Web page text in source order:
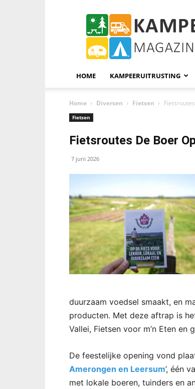
HOME KAMPEERUITRUSTING
Home Diversen Fietsen
Fietsen
Fietsroutes De Boer
7 juni 2026
duurzaam voedsel smaakt, en
producten. Met deze aftrap is
Vallei, Fietsen voor m’n Eten
De feestelijke opening vond
Amerongen en Leersum’, één
met lokale boeren, tuinders en